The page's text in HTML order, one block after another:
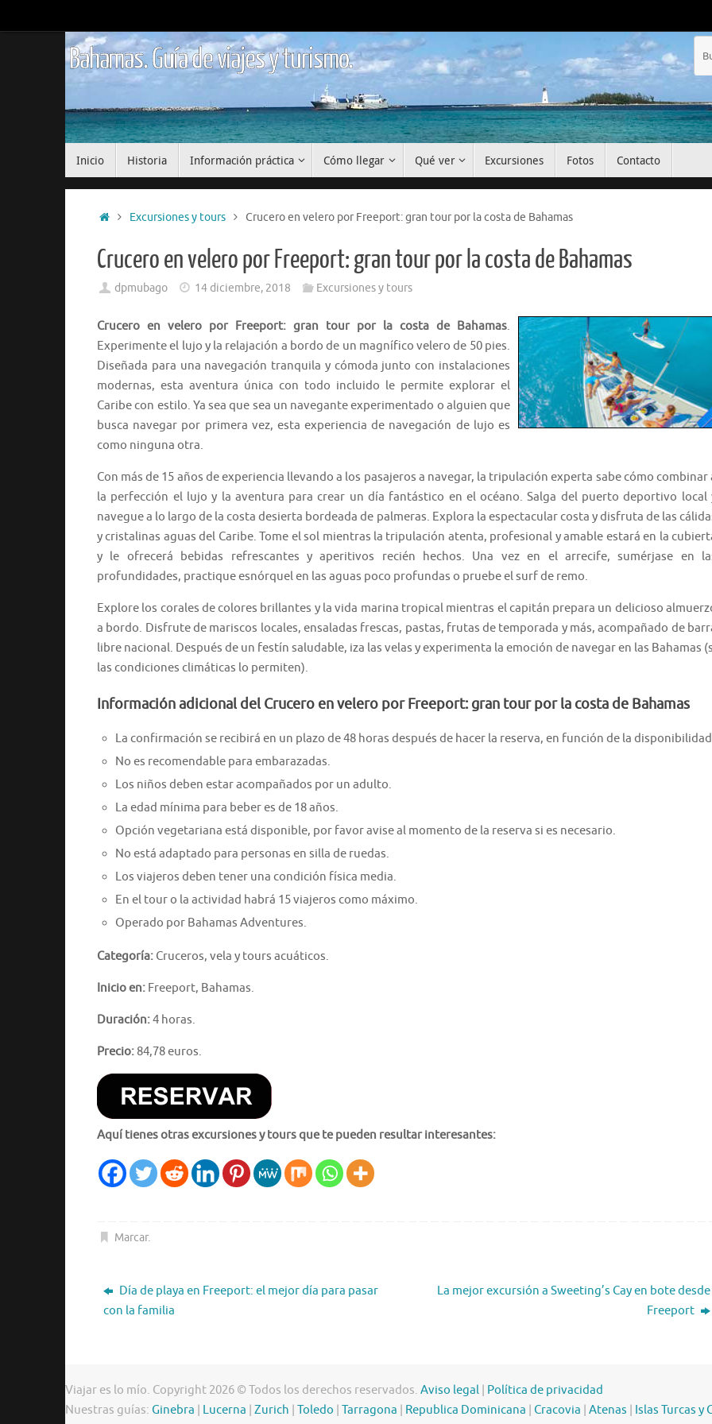
al
Bahamas. Guía de viajes y turismo.
Inicio Historia Información práctica Cómo llegar Qué ver Excursiones Fotos Contacto
InicioExcursiones y tours Crucero en velero por Freeport: gran tour por la costa de Bahamas
Crucero en velero por Freeport: gran tour por la costa de Bahamas
dpmubago 14 diciembre, 2018 Excursiones y tours
Crucero en velero por Freeport: gran tour por la costa de Bahamas.
Experimente el lujo y la relajación a bordo de un magnífico velero de 50 pies.
Diseñada para una navegación tranquila y cómoda junto con instalaciones
modernas, esta aventura única con todo incluido le permite explorar el
Caribe con estilo. Ya sea que sea un navegante experimentado o alguien que
busca navegar por primera vez, esta experiencia de navegación de lujo es
como ninguna otra.
Con más de 15 años de experiencia llevando a los pasajeros a navegar, la tripulación experta sabe cómo combinar
la perfección el lujo y la aventura para crear un día fantástico en el océano. Salga del puerto deportivo local
navegue a lo largo de la costa desierta bordeada de palmeras. Explora la espectacular costa y disfruta de las
y cristalinas aguas del Caribe. Tome el sol mientras la tripulación atenta, profesional y amable estará en la
y le ofrecerá bebidas refrescantes y aperitivos recién hechos. Una vez en el arrecife, sumérjase en
profundidades, practique esnórquel en las aguas poco profundas o pruebe el surf de remo.
Explore los corales de colores brillantes y la vida marina tropical mientras el capitán prepara un delicioso
a bordo. Disfrute de mariscos locales, ensaladas frescas, pastas, frutas de temporada y más, acompañado de
libre nacional. Después de un festín saludable, iza las velas y experimenta la emoción de navegar en las Bahamas
las condiciones climáticas lo permiten).
Información adicional del Crucero en velero por Freeport: gran tour por la costa de Bahamas
La confirmación se recibirá en un plazo de 48 horas después de hacer la reserva, en función de la
No es recomendable para embarazadas.
Los niños deben estar acompañados por un adulto.
La edad mínima para beber es de 18 años.
Opción vegetariana está disponible, por favor avise al momento de la reserva si es necesario.
No está adaptado para personas en silla de ruedas.
Los viajeros deben tener una condición física media.
En el tour o la actividad habrá 15 viajeros como máximo.
Operado por Bahamas Adventures.
Categoría: Cruceros, vela y tours acuáticos.
Inicio en: Freeport, Bahamas.
Duración:4 horas.
Precio: 84,78 euros.
Aquí tienes otras excursiones y tours que te pueden resultar interesantes:
Marcar.
Día de playa en Freeport: el mejor día para pasar
con la familia
La mejor excursión a Sweeting’s Cay en bote desde
Freeport
Viajar es lo mío. Copyright 2026 © Todos los derechos reservados. Aviso legal | Política de privacidad
Nuestras guías: Ginebra | Lucerna | Zurich | Toledo | Tarragona | Republica Dominicana | Cracovia | Atenas | Islas Turcas y